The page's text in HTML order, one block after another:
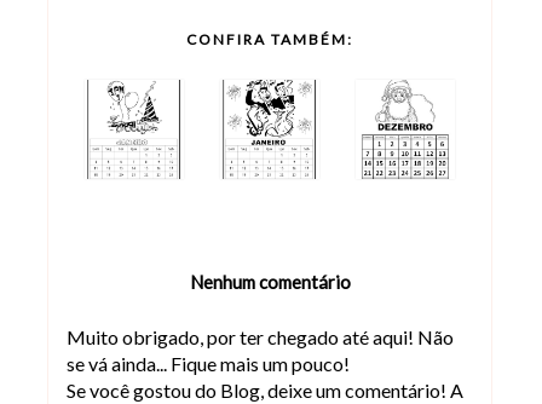
CONFIRA TAMBÉM:
Nenhum comentário
Muito obrigado, por ter chegado até aqui! Não
se vá ainda... Fique mais um pouco!
Se você gostou do Blog, deixe um comentário! A